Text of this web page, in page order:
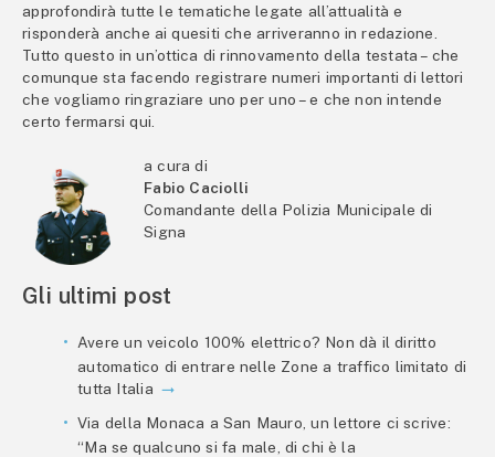
approfondirà tutte le tematiche legate all’attualità e
risponderà anche ai quesiti che arriveranno in redazione.
Tutto questo in un’ottica di rinnovamento della testata – che
comunque sta facendo registrare numeri importanti di lettori
che vogliamo ringraziare uno per uno – e che non intende
certo fermarsi qui.
a cura di
Fabio Caciolli
Comandante della Polizia Municipale di
Signa
Gli ultimi post
Avere un veicolo 100% elettrico? Non dà il diritto
automatico di entrare nelle Zone a traffico limitato di
tutta Italia
Via della Monaca a San Mauro, un lettore ci scrive:
“Ma se qualcuno si fa male, di chi è la